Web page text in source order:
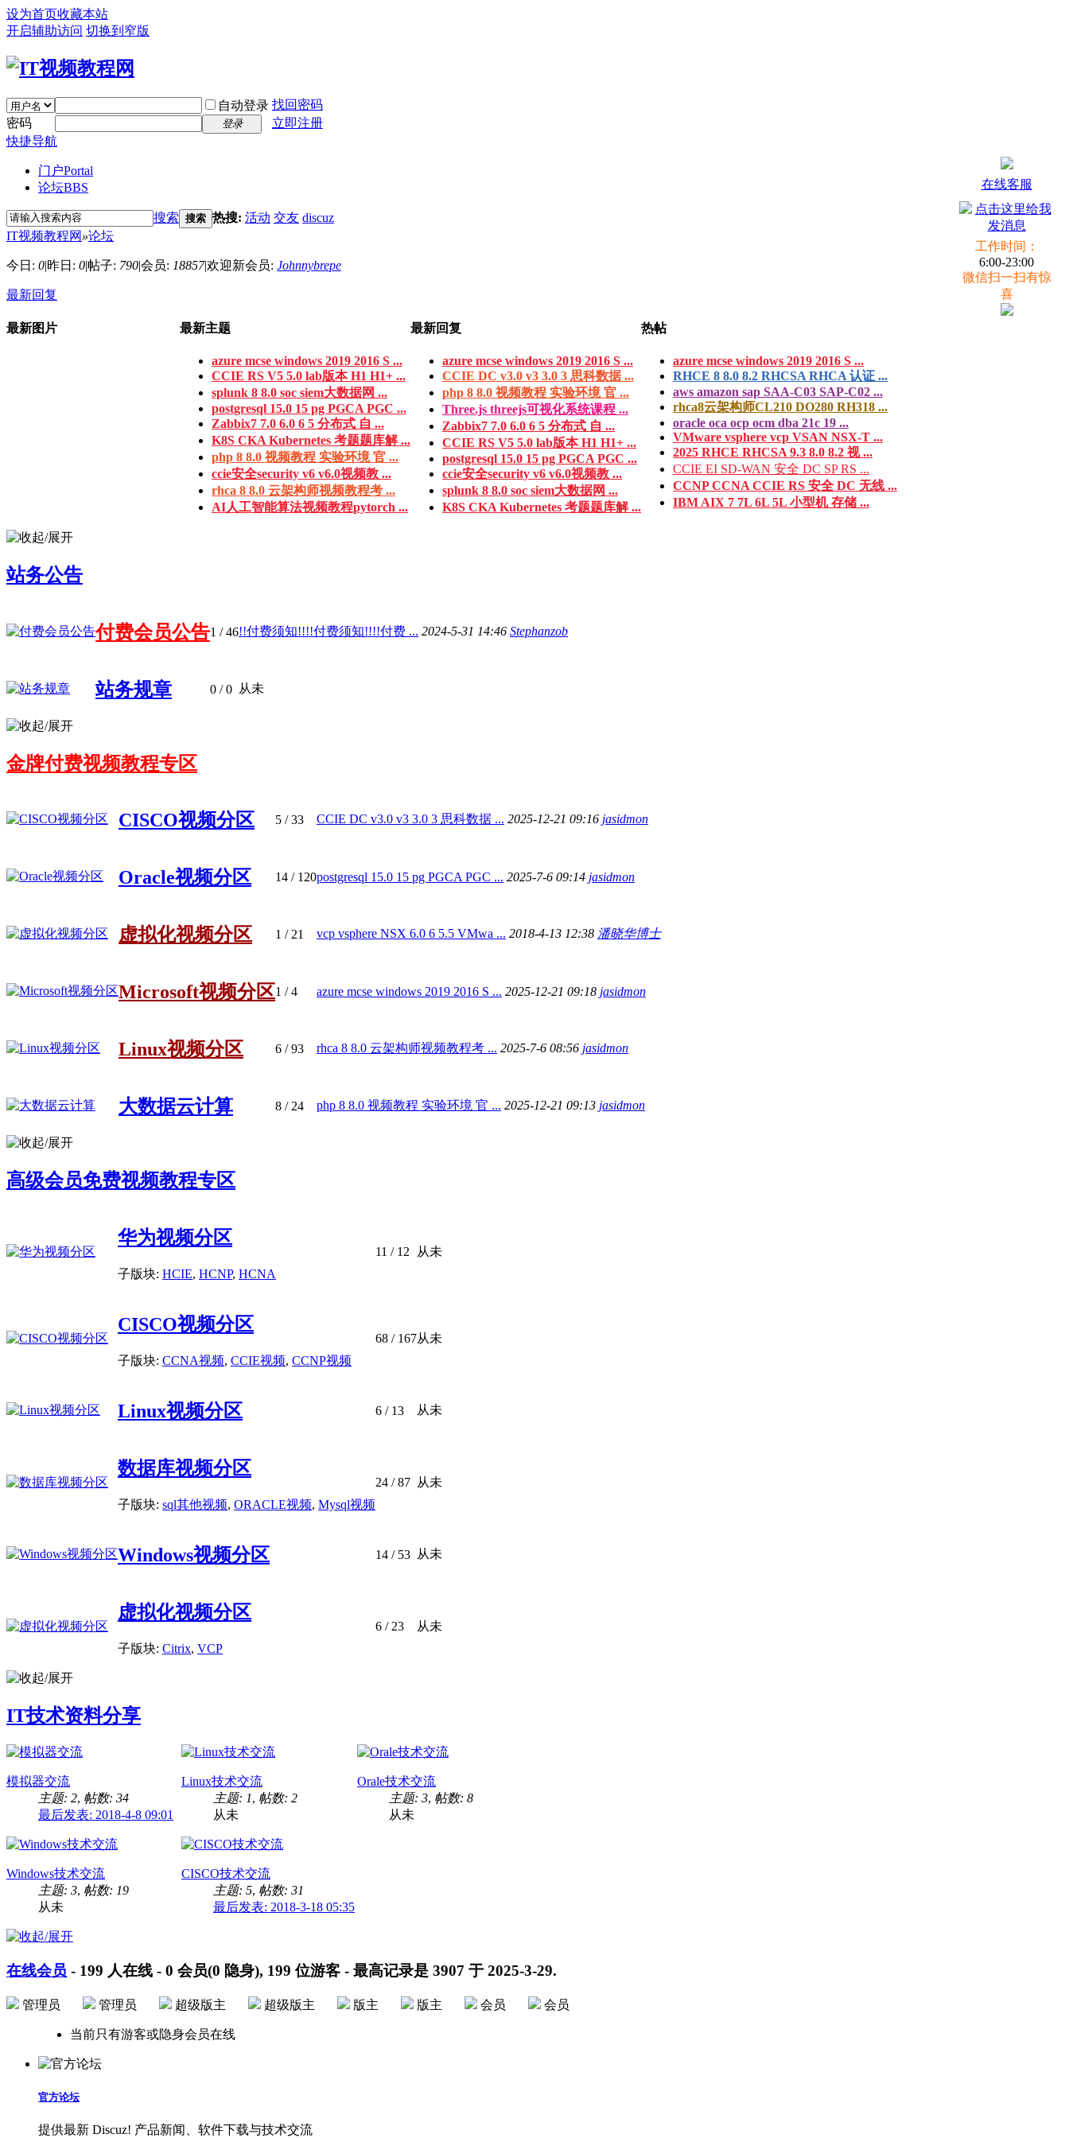
设为首页收藏本站
开启辅助访问 切换到窄版
自动登录 找回密码
密码
登录
立即注册
快捷导航
门户Portal
论坛BBS
搜索 搜索 热搜: 活动 交友 discuz
IT视频教程网 »论坛
今日: 0|昨日: 0|帖子: 790|会员: 18857|欢迎新会员: Johnnybrepe
最新回复
最新图片 最新主题
azure mcse windows 2019 2016 S ...
CCIE RS V5 5.0 lab版本 H1 H1+ ...
splunk 8 8.0 soc siem大数据网 ...
postgresql 15.0 15 pg PGCA PGC ...
Zabbix7 7.0 6.0 6 5 分布式 自 ...
K8S CKA Kubernetes 考题题库解 ...
php 8 8.0 视频教程 实验环境 官 ...
ccie安全security v6 v6.0视频教 ...
rhca 8 8.0 云架构师视频教程考 ...
AI人工智能算法视频教程pytorch ...
最新回复
azure mcse windows 2019 2016 S ...
CCIE DC v3.0 v3 3.0 3 思科数据 ...
php 8 8.0 视频教程 实验环境 官 ...
Three.js threejs可视化系统课程 ...
Zabbix7 7.0 6.0 6 5 分布式 自 ...
CCIE RS V5 5.0 lab版本 H1 H1+ ...
postgresql 15.0 15 pg PGCA PGC ...
ccie安全security v6 v6.0视频教 ...
splunk 8 8.0 soc siem大数据网 ...
K8S CKA Kubernetes 考题题库解 ...
热帖
azure mcse windows 2019 2016 S ...
RHCE 8 8.0 8.2 RHCSA RHCA 认证 ...
aws amazon sap SAA-C03 SAP-C02 ...
rhca8云架构师CL210 DO280 RH318 ...
oracle oca ocp ocm dba 21c 19 ...
VMware vsphere vcp VSAN NSX-T ...
2025 RHCE RHCSA 9.3 8.0 8.2 视 ...
CCIE EI SD-WAN 安全 DC SP RS ...
CCNP CCNA CCIE RS 安全 DC 无线 ...
IBM AIX 7 7L 6L 5L 小型机 存储 ...
站务公告
付费会员公告1 / 46!!付费须知!!!!付费须知!!!!付费 ... 2024-5-31 14:46 Stephanzob
站务规章 0 / 0 从未
金牌付费视频教程专区
CISCO视频分区 5 / 33 CCIE DC v3.0 v3 3.0 3 思科数据 ... 2025-12-21 09:16 jasidmon
Oracle视频分区 14 / 120postgresql 15.0 15 pg PGCA PGC ... 2025-7-6 09:14 jasidmon
虚拟化视频分区 1 / 21 vcp vsphere NSX 6.0 6 5.5 VMwa ... 2018-4-13 12:38 潘晓华博士
Microsoft视频分区1 / 4 azure mcse windows 2019 2016 S ... 2025-12-21 09:18 jasidmon
Linux视频分区 6 / 93 rhca 8 8.0 云架构师视频教程考 ... 2025-7-6 08:56 jasidmon
大数据云计算 8 / 24 php 8 8.0 视频教程 实验环境 官 ... 2025-12-21 09:13 jasidmon
高级会员免费视频教程专区
华为视频分区
子版块: HCIE, HCNP, HCNA
11 / 12 从未
CISCO视频分区
子版块: CCNA视频, CCIE视频, CCNP视频
68 / 167从未
Linux视频分区 6 / 13 从未
数据库视频分区
子版块: sql其他视频, ORACLE视频, Mysql视频
24 / 87 从未
Windows视频分区 14 / 53 从未
虚拟化视频分区
子版块: Citrix, VCP
6 / 23 从未
IT技术资料分享
模拟器交流
主题: 2, 帖数: 34
最后发表: 2018-4-8 09:01
Linux技术交流
主题: 1, 帖数: 2
从未
Orale技术交流
主题: 3, 帖数: 8
从未
Windows技术交流
主题: 3, 帖数: 19
从未
CISCO技术交流
主题: 5, 帖数: 31
最后发表: 2018-3-18 05:35
在线会员 - 199 人在线 - 0 会员(0 隐身), 199 位游客 - 最高记录是 3907 于 2025-3-29.
管理员 管理员 超级版主 超级版主 版主 版主 会员 会员
当前只有游客或隐身会员在线
官方论坛
提供最新 Discuz! 产品新闻、软件下载与技术交流
在线客服
工作时间：
6:00-23:00
微信扫一扫有惊
喜